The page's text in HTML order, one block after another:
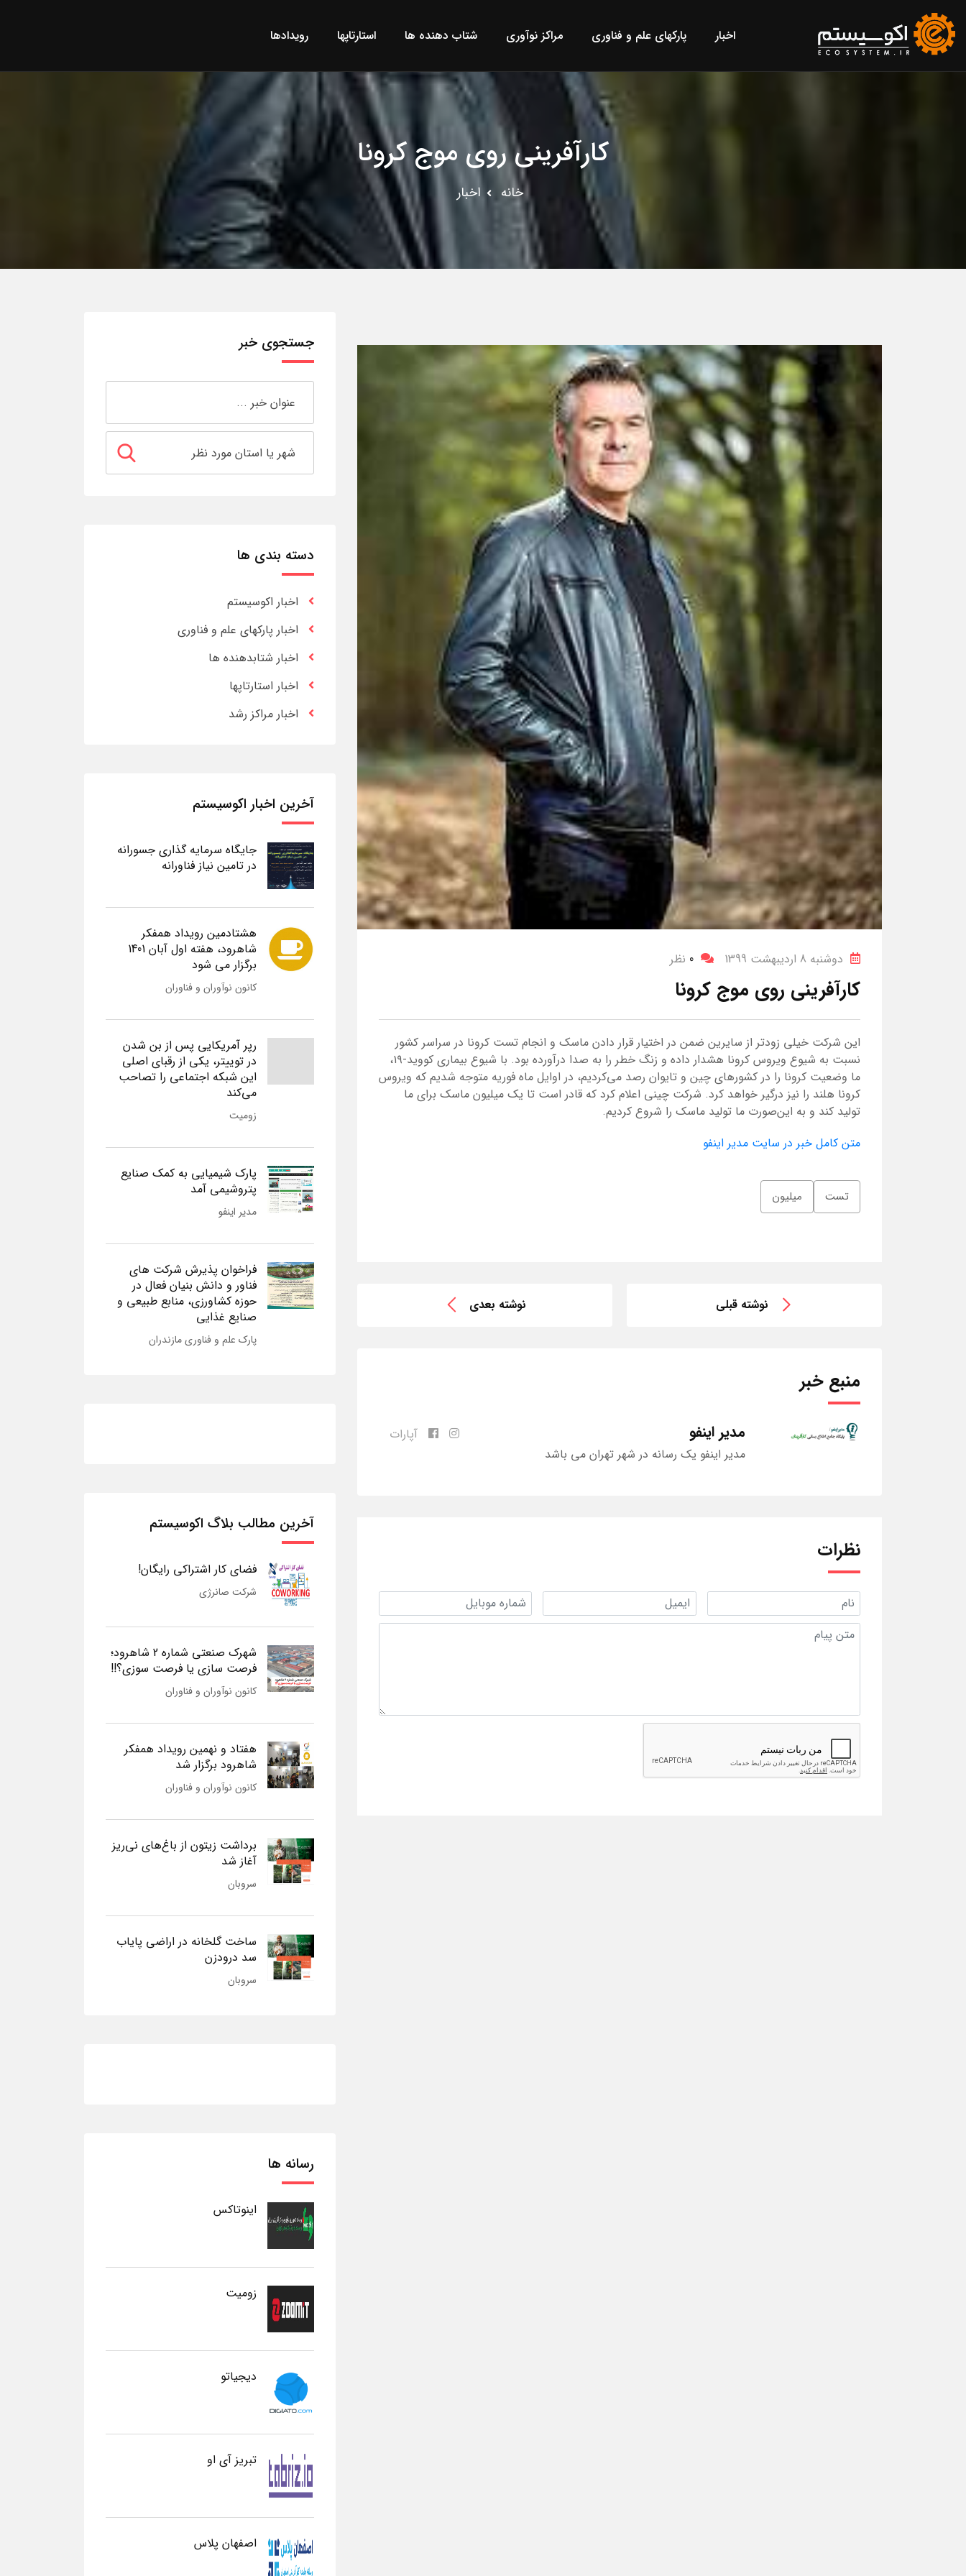
اخبار پارکهای علم و فناوری مراکز نوآوری شتاب دهنده ها استارتاپها رویدادها
کارآفرینی روی موج کرونا
خانه اخبار
دوشنبه 8 اردیبهشت 1399 0 نظر
کارآفرینی روی موج کرونا
این شرکت خیلی زودتر از سایرین ضمن در اختیار قرار دادن ماسک و انجام تست کرونا در سراسر کشور
نسبت به شیوع ویروس کرونا هشدار داده و زنگ خطر را به صدا درآورده بود. با شیوع بیماری کووید-۱۹،
ما وضعیت کرونا را در کشورهای چین و تایوان رصد می‌کردیم، در اوایل ماه فوریه متوجه شدیم که ویروس
کرونا هلند را نیز درگیر خواهد کرد. شرکت چینی اعلام کرد که قادر است تا یک میلیون ماسک برای ما
تولید کند و به این‌صورت ما تولید ماسک را شروع کردیم.
متن کامل خبر در سایت مدیر اینفو
تست میلیون
نوشته قبلی نوشته بعدی
منبع خبر
مدیر اینفو
مدیر اینفو یک رسانه در شهر تهران می باشد
آپارات
نظرات
جستجوی خبر
دسته بندی ها
اخبار اکوسیستم
اخبار پارکهای علم و فناوری
اخبار شتابدهنده ها
اخبار استارتاپها
اخبار مراکز رشد
آخرین اخبار اکوسیستم
جایگاه سرمایه گذاری جسورانه
در تامین نیاز فناورانه
هشتادمین رویداد همفکر
شاهرود، هفته اول آبان 1401
برگزار می شود
کانون نوآوران و فناوران
رپر آمریکایی پس از بن شدن
در توییتر، یکی از رقبای اصلی
این شبکه اجتماعی را تصاحب
می‌کند
زومیت
پارک شیمیایی به کمک صنایع
پتروشیمی آمد
مدیر اینفو
فراخوان پذیرش شرکت های
فناور و دانش بنیان فعال در
حوزه کشاورزی، منابع طبیعی و
صنایع غذایی
پارک علم و فناوری مازندران
آخرین مطالب بلاگ اکوسیستم
فضای کار اشتراکی رایگان!
شرکت صانرژی
شهرک صنعتی شماره 2 شاهرود؛
فرصت سازی یا فرصت سوزی؟!!
کانون نوآوران و فناوران
هفتاد و نهمین رویداد همفکر
شاهرود برگزار شد
کانون نوآوران و فناوران
برداشت زیتون از باغ‌های نی‌ریز
آغاز شد
سروبان
ساخت گلخانه در اراضی پایاب
سد درودزن
سروبان
رسانه ها
اینوتاکس
زومیت
دیجیاتو
تبریز آی او
اصفهان پلاس